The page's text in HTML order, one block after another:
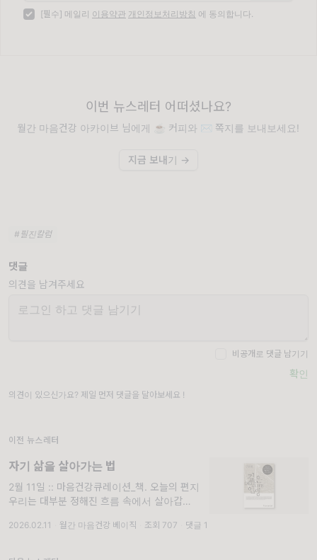
[필수] 메일리 이용약관 개인정보처리방침 에 동의합니다.
이번 뉴스레터 어떠셨나요?
월간 마음건강 아카이브 님에게 ☕️ 커피와 ✉️ 쪽지를 보내보세요!
지금 보내기 →
#필진칼럼
댓글
의견을 남겨주세요
비공개로 댓글 남기기
확인
의견이 있으신가요? 제일 먼저 댓글을 달아보세요 !
이전 뉴스레터
자기 삶을 살아가는 법
2월 11일 :: 마음건강큐레이션_책. 오늘의 편지
우리는 대부분 정해진 흐름 속에서 살아갑니다.
며 남들처럼 살아가려 애쓰는 동안 ‘이게 정말
2026.02.11 월간 마음건강 베이직 조회 707 댓글 1